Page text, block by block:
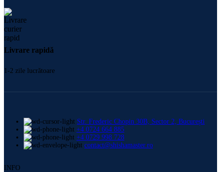
Livrare rapidă
1-2 zile lucrătoare
Str. Frederic Chopin 30B, Sector 2, București
+4 0724 664 885
+4 0729 998 728
contact@shishamaster.ro
INFO